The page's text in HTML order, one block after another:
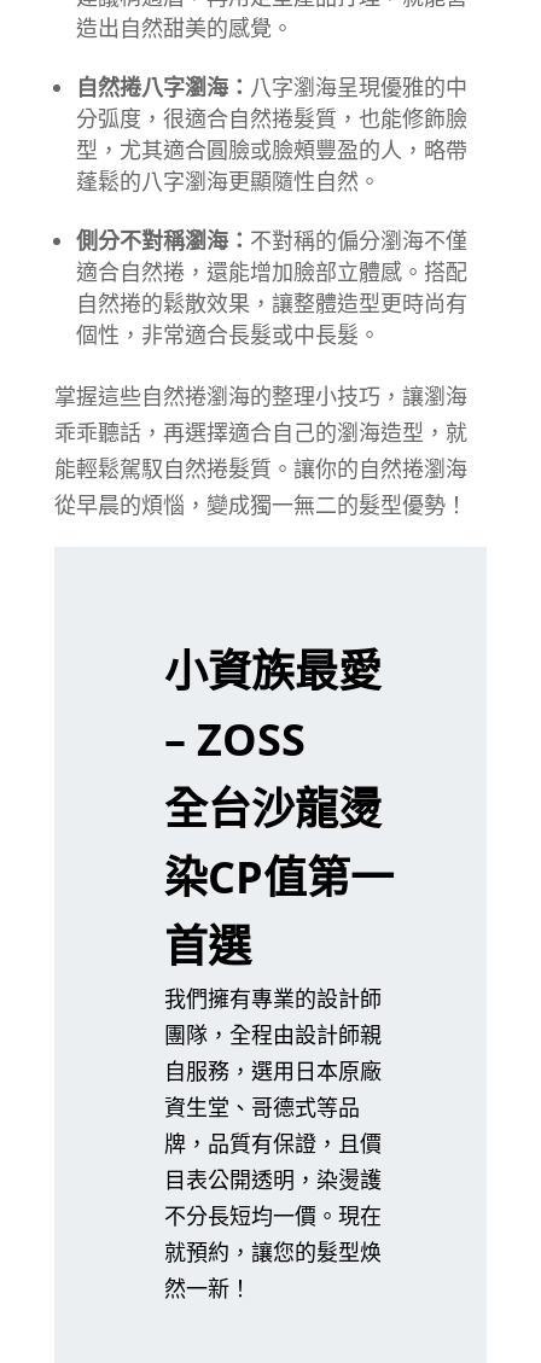
造出自然甜美的感覺。
自然捲八字瀏海： 八字瀏海呈現優雅的中
分弧度，很適合自然捲髮質，也能修飾臉
型，尤其適合圓臉或臉頰豐盈的人，略帶
蓬鬆的八字瀏海更顯隨性自然。
側分不對稱瀏海： 不對稱的偏分瀏海不僅
適合自然捲，還能增加臉部立體感。搭配
自然捲的鬆散效果，讓整體造型更時尚有
個性，非常適合長髮或中長髮。
掌握這些自然捲瀏海的整理小技巧，讓瀏海
乖乖聽話，再選擇適合自己的瀏海造型，就
能輕鬆駕馭自然捲髮質。讓你的自然捲瀏海
從早晨的煩惱，變成獨一無二的髮型優勢！
小資族最愛
– ZOSS
全台沙龍燙
染CP值第一
首選
我們擁有專業的設計師
團隊，全程由設計師親
自服務，選用日本原廠
資生堂、哥德式等品
牌，品質有保證，且價
目表公開透明，染燙護
不分長短均一價。現在
就預約，讓您的髮型焕
然一新！